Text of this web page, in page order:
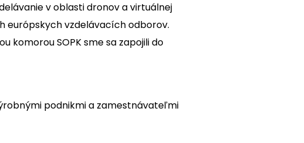
v oblasti dronov a virtuálnej
európskych vzdelávacích odborov.
komorou SOPK sme sa zapojili do
podnikmi a zamestnávateľmi